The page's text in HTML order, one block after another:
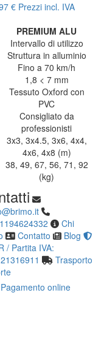
€ Prezzi incl. IVA
PREMIUM ALU
Intervallo di utilizzo
Struttura in alluminio
Fino a 70 km/h
1,8 < 7 mm
Tessuto Oxford con
PVC
Consigliato da
professionisti
3x3, 3x4.5, 3x6, 4x4,
4x6, 4x8 (m)
38, 49, 67, 56, 71, 92
(kg)
Chi
Contatto
Blog
/ Partita IVA:
Trasporto
Pagamento online